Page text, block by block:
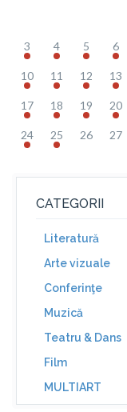
3 4 5 6
10 11 12 13
17 18 19 20
24 25 26 27
CATEGORII
Literatură
Arte vizuale
Conferinţe
Muzică
Teatru & Dans
Film
MULTIART